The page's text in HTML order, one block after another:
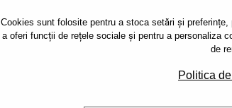
Cookies sunt folosite pentru a stoca setări și
a oferi funcții de rețele sociale și pentru a personaliza
de
Politica